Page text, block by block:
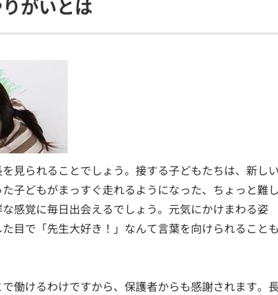
がいとは
見られることでしょう。接する子どもたちは、新し
子どもがまっすぐ走れるようになった、ちょっと難
感覚に毎日出会えるでしょう。元気にかけまわる姿
目で「先生大好き！」なんて言葉を向けられること
働けるわけですから、保護者からも感謝されます。